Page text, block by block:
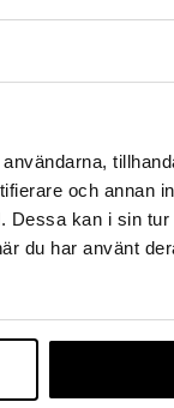
och annan
kan i sin
du har använt
39 kr